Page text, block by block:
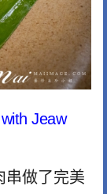
Jeaw
串做了完美